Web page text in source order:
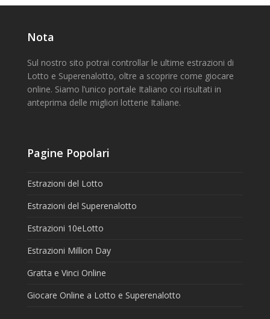
post:
Nota
Sul nostro sito potrai controllar le ultime estrazioni di
Lotto e Superenalotto, oltre a scoprire come giocare
online. Siamo l’unico portale Italiano coi risultati in
anteprima delle migliori lotterie Italiane.
Pagine Popolari
Estrazioni del Lotto
Estrazioni del Superenalotto
Estrazioni 10eLotto
Estrazioni Million Day
Gratta e Vinci Online
Giocare Online a Lotto e Superenalotto